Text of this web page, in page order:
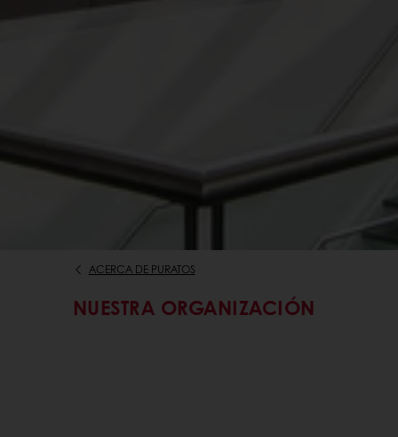
ACERCA DE PURATOS
NUESTRA ORGANIZACIÓN